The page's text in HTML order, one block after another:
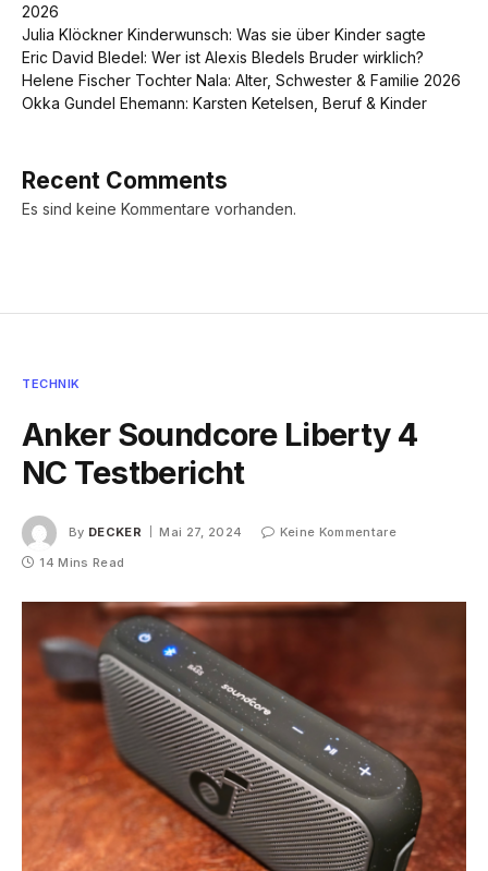
2026
Julia Klöckner Kinderwunsch: Was sie über Kinder sagte
Eric David Bledel: Wer ist Alexis Bledels Bruder wirklich?
Helene Fischer Tochter Nala: Alter, Schwester & Familie 2026
Okka Gundel Ehemann: Karsten Ketelsen, Beruf & Kinder
Recent Comments
Es sind keine Kommentare vorhanden.
TECHNIK
Anker Soundcore Liberty 4
NC Testbericht
By DECKER Mai 27, 2024
Keine Kommentare
14 Mins Read